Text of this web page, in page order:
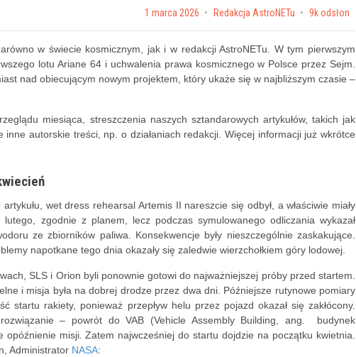
Posted on
1 marca 2026 by Redakcja AstroNETu 9k odsłon
w świecie kosmicznym, jak i w redakcji AstroNETu. W tym pierwszym
lotu Ariane 64 i uchwalenia prawa kosmicznego w Polsce przez Sejm.
nad obiecującym nowym projektem, który ukaże się w najbliższym czasie –
miesiąca, streszczenia naszych sztandarowych artykułów, takich jak
autorskie treści, np. o działaniach redakcji. Więcej informacji już wkrótce
wet dress rehearsal Artemis II nareszcie się odbył, a właściwie miały
zgodnie z planem, lecz podczas symulowanego odliczania wykazał
ze zbiorników paliwa. Konsekwencje były nieszczególnie zaskakujące.
napotkane tego dnia okazały się zaledwie wierzchołkiem góry lodowej.
SLS i Orion byli ponownie gotowi do najważniejszej próby przed startem.
i misja była na dobrej drodze przez dwa dni. Późniejsze rutynowe pomiary
startu rakiety, ponieważ przepływ helu przez pojazd okazał się zakłócony.
– powrót do VAB (Vehicle Assembly Building, ang. budynek
misji. Zatem najwcześniej do startu dojdzie na początku kwietnia.
Administrator NASA: